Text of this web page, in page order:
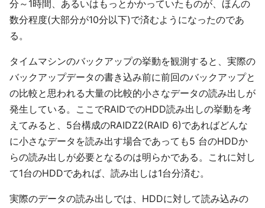
分～1時間、あるいはもっとかかっていたものが、ほんの
数分程度(大部分が10分以下)で済むようになったのであ
る。
タイムマシンのバックアップの挙動を観測すると、実際の
バックアップデータの書き込み前に前回のバックアップと
の比較と思われる大量の比較的小さなデータの読み出しが
発生している。ここでRAIDでのHDD読み出しの挙動を考
えてみると、5台構成のRAIDZ2(RAID 6)であればどんな
に小さなデータを読み出す場合であっても5 台のHDDか
らの読み出しが必要となるのは明らかである。これに対し
て1台のHDDであれば、読み出しは1台分済む。
実際のデータの読み出しでは、HDDに対して読み込みの